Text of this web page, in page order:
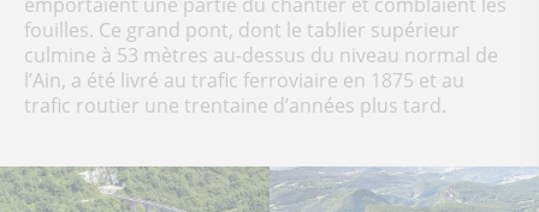
fouilles. Ce grand pont, dont le tablier supérieur
culmine à 53 mètres au-dessus du niveau normal de
l’Ain, a été livré au trafic ferroviaire en 1875 et au
trafic routier une trentaine d’années plus tard.